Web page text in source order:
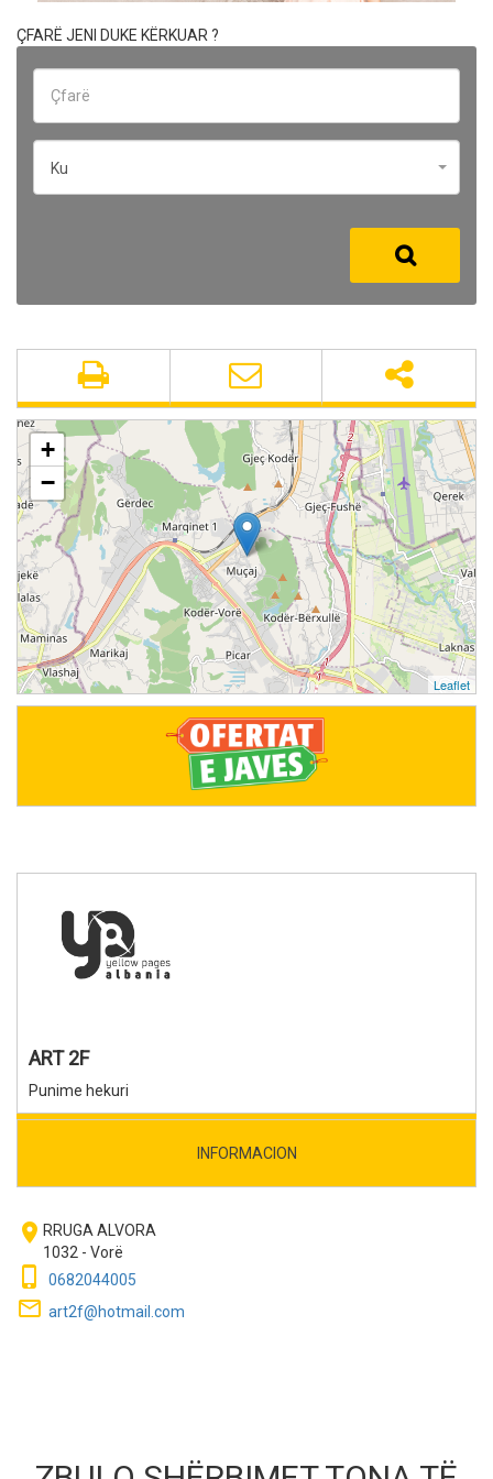
ÇFARË JENI DUKE KËRKUAR ?
Ku
ART 2F
Punime hekuri
INFORMACION
room RRUGA ALVORA
1032 - Vorë
phone_iphone 0682044005
mail_outline art2f@hotmail.com
+
−
Leaflet